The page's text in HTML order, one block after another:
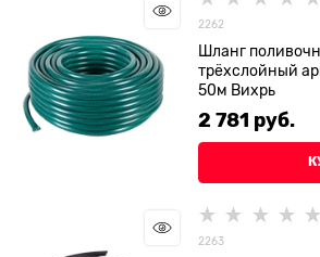
2262
Шланг
трёхслойный
50м Вихрь
2 781 руб.
2263